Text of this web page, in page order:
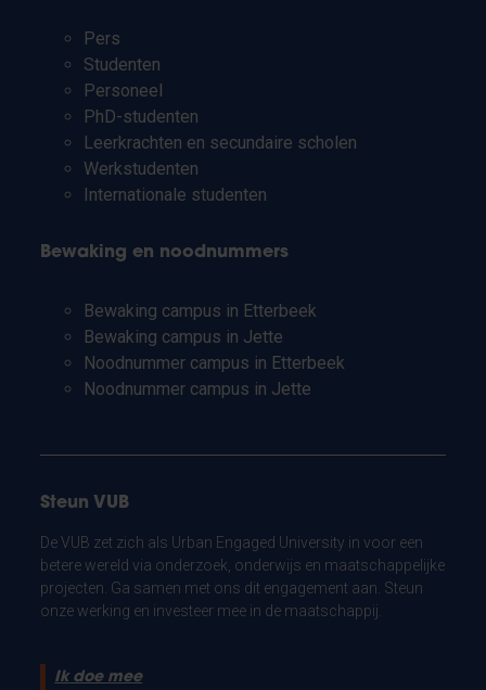
Pers
Studenten
Personeel
PhD-studenten
Leerkrachten en secundaire scholen
Werkstudenten
Internationale studenten
Bewaking en noodnummers
Bewaking campus in Etterbeek
Bewaking campus in Jette
Noodnummer campus in Etterbeek
Noodnummer campus in Jette
Steun VUB
De VUB zet zich als Urban Engaged University in voor een
betere wereld via onderzoek, onderwijs en maatschappelijke
projecten. Ga samen met ons dit engagement aan. Steun
onze werking en investeer mee in de maatschappij.
Ik doe mee